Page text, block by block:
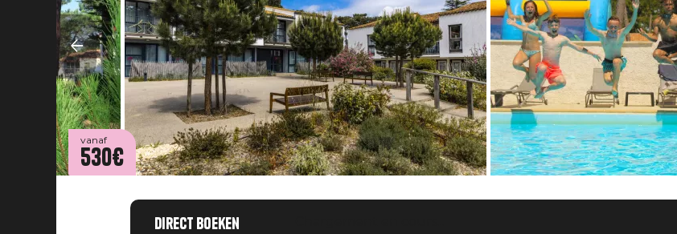
vanaf
530€
Direct boeken